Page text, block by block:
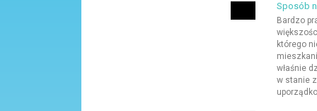
Sposób
Bardzo
którego
właśnie
w stanie